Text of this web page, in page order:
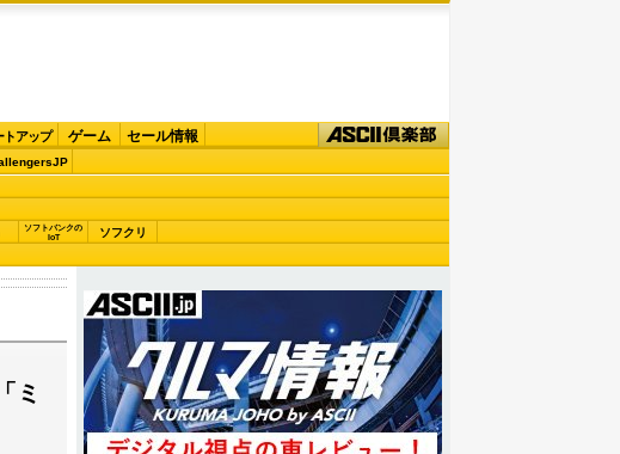
トアップ ゲーム セール情報
ソフトバンクの
IoT
ソフクリ
ミ